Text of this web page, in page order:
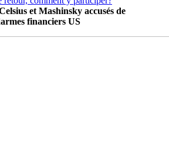
et Mashinsky accusés de
financiers US